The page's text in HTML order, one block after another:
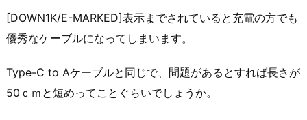
[DOWN1K/E-MARKED]表示までされていると充電の方でも
優秀なケーブルになってしまいます。
Type-C to Aケーブルと同じで、問題があるとすれば長さが
50ｃｍと短めってことぐらいでしょうか。